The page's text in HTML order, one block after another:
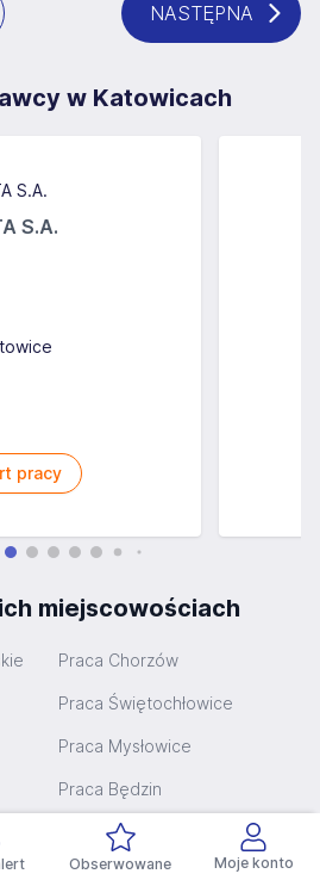
Obserwowane Moje konto
NASTĘPNA
w Katowicach
S.A.
pracy
miejscowościach
Praca Chorzów
Praca Świętochłowice
Praca Mysłowice
Praca Będzin
Praca Bytom
Praca Bobrowniki